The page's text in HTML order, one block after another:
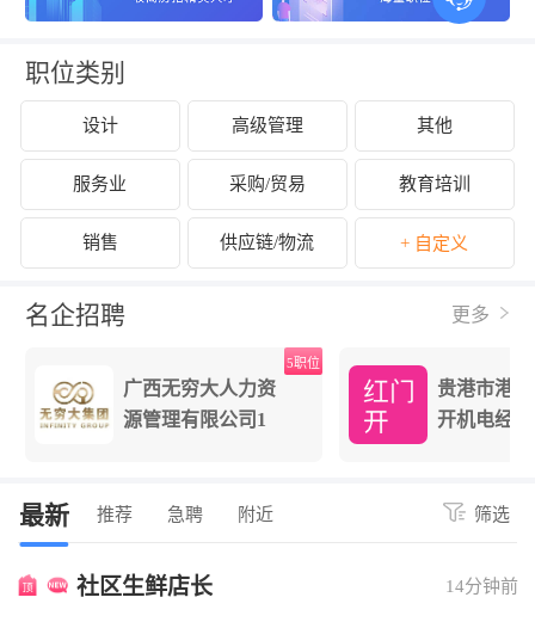
职位类别
设计 高级管理 其他
服务业 采购/贸易 教育培训
销售 供应链/物流 + 自定义
名企招聘 更多
广西无穷大人力资
源管理有限公司1
5职位
贵港市港
开机电经
最新 推荐 急聘 附近 筛选
社区生鲜店长 14分钟前